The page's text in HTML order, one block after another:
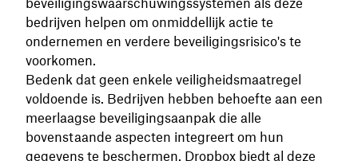
beveiligingswaarschuwingssystemen als deze
bedrijven helpen om onmiddellijk actie te
ondernemen en verdere beveiligingsrisico's te
voorkomen.
Bedenk dat geen enkele veiligheidsmaatregel
voldoende is. Bedrijven hebben behoefte aan een
meerlaagse beveiligingsaanpak die alle
bovenstaande aspecten integreert om hun
gegevens te beschermen. Dropbox biedt al deze